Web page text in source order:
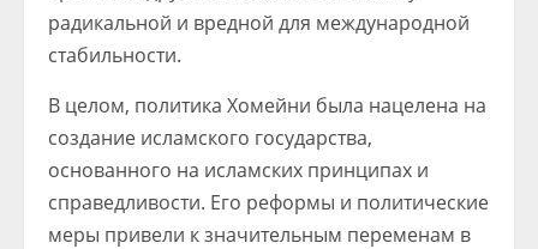
радикальной и вредной для международной
стабильности.
В целом, политика Хомейни была нацелена на
создание исламского государства,
основанного на исламских принципах и
справедливости. Его реформы и политические
меры привели к значительным переменам в